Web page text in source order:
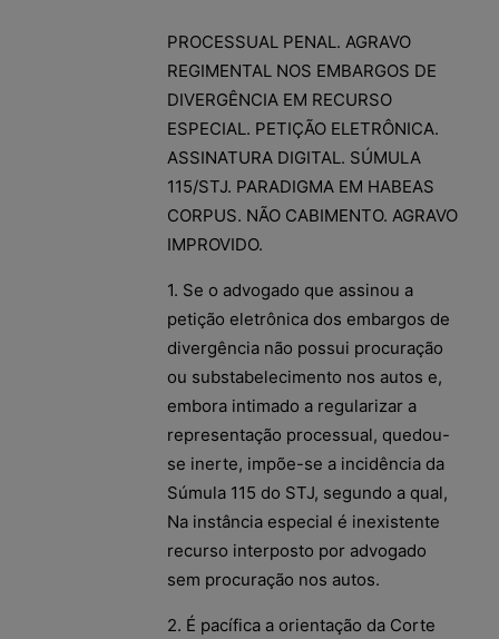
PROCESSUAL PENAL. AGRAVO
REGIMENTAL NOS EMBARGOS DE
DIVERGÊNCIA EM RECURSO
ESPECIAL. PETIÇÃO ELETRÔNICA.
ASSINATURA DIGITAL. SÚMULA
115/STJ. PARADIGMA EM HABEAS
CORPUS. NÃO CABIMENTO. AGRAVO
IMPROVIDO.
1. Se o advogado que assinou a
petição eletrônica dos embargos de
divergência não possui procuração
ou substabelecimento nos autos e,
embora intimado a regularizar a
representação processual, quedou-
se inerte, impõe-se a incidência da
Súmula 115 do STJ, segundo a qual,
Na instância especial é inexistente
recurso interposto por advogado
sem procuração nos autos.
2. É pacífica a orientação da Corte